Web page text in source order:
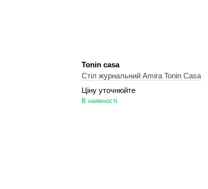
Tonin casa
Стіл журнальний Amira Tonin Casa
Ціну уточнюйте
В наявності